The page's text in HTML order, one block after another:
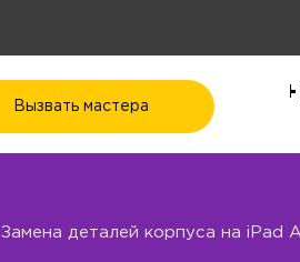
Вызвать мастера
Замена деталей корпуса на iPad